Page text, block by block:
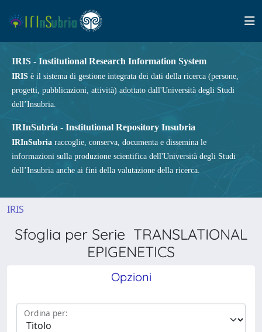
IRIS - Institutional Research Information System
IRIS è il sistema di gestione integrata dei dati della ricerca (persone,
progetti, pubblicazioni, attività) adottato dall'Università degli Studi
dell’Insubria.
IRInSubria - Institutional Repository Insubria
IRInSubria raccoglie, conserva, documenta e dissemina le
informazioni sulla produzione scientifica dell'Università degli Studi
dell’Insubria anche ai fini della valutazione della ricerca.
IRIS
Sfoglia per Serie TRANSLATIONAL
EPIGENETICS
Opzioni
Ordina per: